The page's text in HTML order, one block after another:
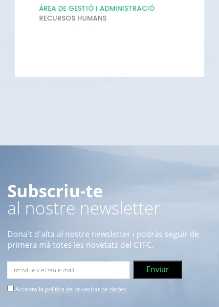
ÀREA DE GESTIÓ I ADMINISTRACIÓ
RECURSOS HUMANS
Subscriu-te
al nostre newsletter
Dona't d'alta al nostre newsletter i podràs seguir de
primera mà totes les novetats del CTFC.
Accepto la política de privacitat de dades